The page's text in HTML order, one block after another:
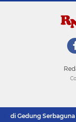
di Gedung Serbaguna
SUPPORT BY